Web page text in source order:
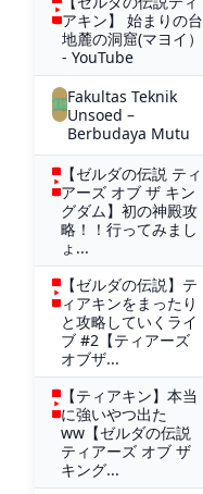
アキン】 始まりの台
地麓の洞窟(マヨイ）
- YouTube
Fakultas Teknik
Unsoed –
Berbudaya Mutu
【ゼルダの伝説 ティ
アーズ オブ ザ キン
グダム】初の神殿攻
略！！行ってみまし
ょ...
【ゼルダの伝説】テ
ィアキンをまったり
と攻略していくライ
ブ #2【ティアーズ
オブザ...
【ティアキン】本当
に強いやつ出た
ww【ゼルダの伝説
ティアーズ オブ ザ
キング...